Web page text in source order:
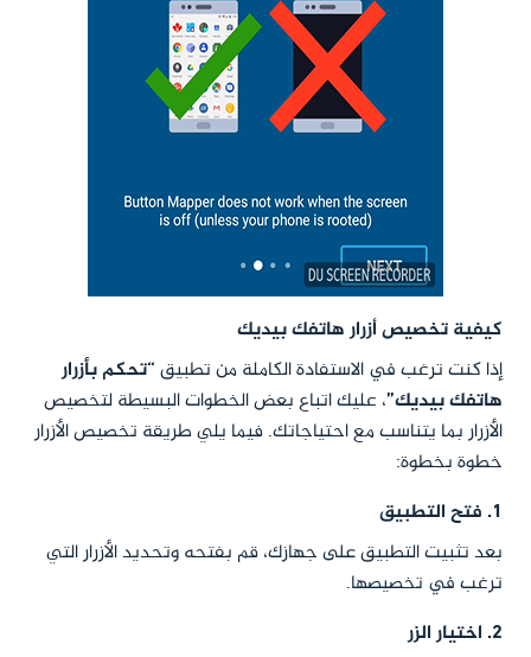
كيفية تخصيص أزرار هاتفك بيديك
إذا كنت ترغب في الاستفادة الكاملة من تطبيق“تحكم بأزرار
هاتفك بيديك”، عليك اتباع بعض الخطوات البسيطة لتخصيص
الأزرار بما يتناسب مع احتياجاتك. فيما يلي طريقة تخصيص الأزرار
خطوة بخطوة:
1. فتح التطبيق
بعد تثبيت التطبيق على جهازك، قم بفتحه وتحديد الأزرار التي
ترغب في تخصيصها.
2. اختيار الزر